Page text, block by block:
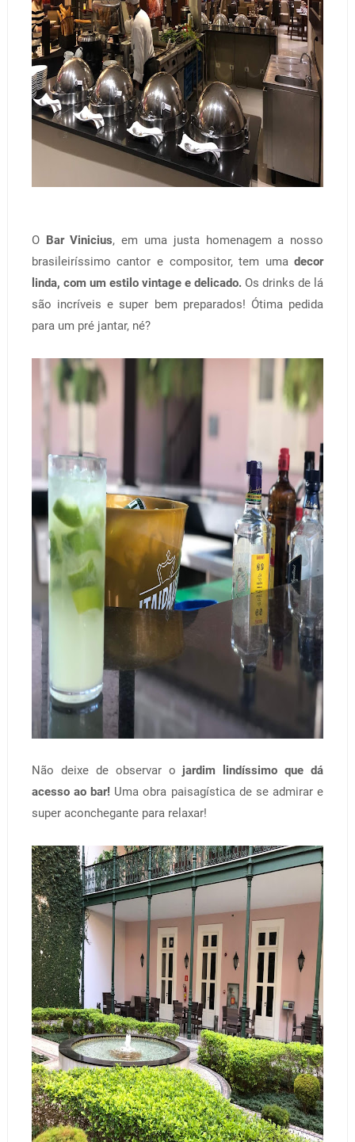
O Bar Vinicius, em uma justa homenagem a nosso
brasileiríssimo cantor e compositor, tem umadecor
linda, com um estilo vintage e delicado. Os drinks de lá
são incríveis e super bem preparados! Ótima pedida
para um pré jantar, né?
Não deixe de observar o jardim lindíssimo que dá
acesso ao bar! Uma obra paisagística de se admirar e
super aconchegante para relaxar!